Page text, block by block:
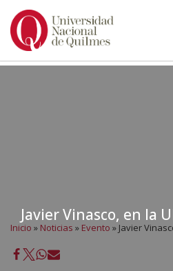
Ir
Javier Vinasco, en la
Inicio » Noticias » Evento » Javier